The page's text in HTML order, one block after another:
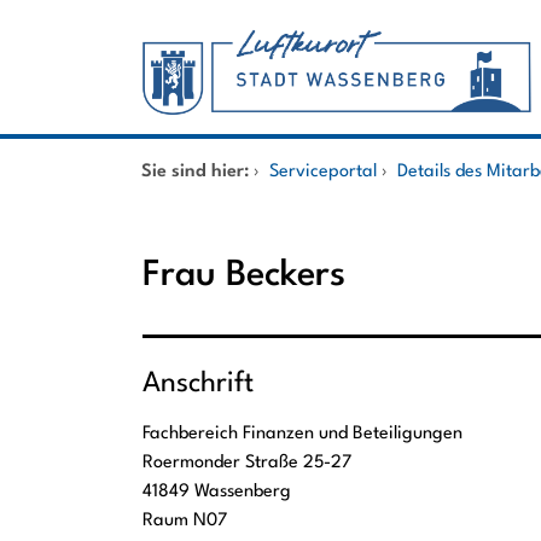
Startseite
Mitarbeitende A-Z
Sie sind hier: › Serviceportal › Details des
Frau Beckers
Anschrift
Fachbereich Finanzen und Beteiligungen
Roermonder Straße 25-27
41849 Wassenberg
Raum N07